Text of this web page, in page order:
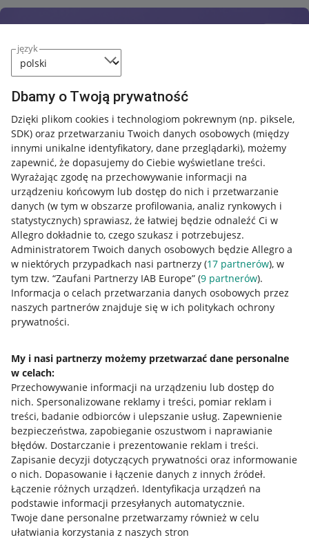
język
Dbamy o Twoją prywatność
Dzięki plikom cookies i technologiom pokrewnym (np. piksele,
SDK) oraz przetwarzaniu Twoich danych osobowych (między
innymi unikalne identyfikatory, dane przeglądarki), możemy
zapewnić, że dopasujemy do Ciebie wyświetlane treści.
Wyrażając zgodę na przechowywanie informacji na
urządzeniu końcowym lub dostęp do nich i przetwarzanie
danych (w tym w obszarze profilowania, analiz rynkowych i
statystycznych) sprawiasz, że łatwiej będzie odnaleźć Ci w
Allegro dokładnie to, czego szukasz i potrzebujesz.
Administratorem Twoich danych osobowych będzie Allegro a
w niektórych przypadkach nasi partnerzy (17 partnerów), w
tym tzw. “Zaufani Partnerzy IAB Europe” (9 partnerów).
Informacja o celach przetwarzania danych osobowych przez
naszych partnerów znajduje się w ich politykach ochrony
prywatności.
My i nasi partnerzy możemy przetwarzać dane personalne
w celach:
Przechowywanie informacji na urządzeniu lub dostęp do
nich. Spersonalizowane reklamy i treści, pomiar reklam i
treści, badanie odbiorców i ulepszanie usług. Zapewnienie
bezpieczeństwa, zapobieganie oszustwom i naprawianie
błędów. Dostarczanie i prezentowanie reklam i treści.
Zapisanie decyzji dotyczących prywatności oraz informowanie
o nich. Dopasowanie i łączenie danych z innych źródeł.
Łączenie różnych urządzeń. Identyfikacja urządzeń na
podstawie informacji przesyłanych automatycznie.
Twoje dane personalne przetwarzamy również w celu
ułatwiania korzystania z naszych stron
Przydatne informacje
Jak to działa
Allegro Gadane dla sprzedających
Allegro Gadane dla kupujących
Mapa miejscowości
Informacje prawne
Regulamin
Polityka plików "cookies"
Ustawienia plików "cookies"